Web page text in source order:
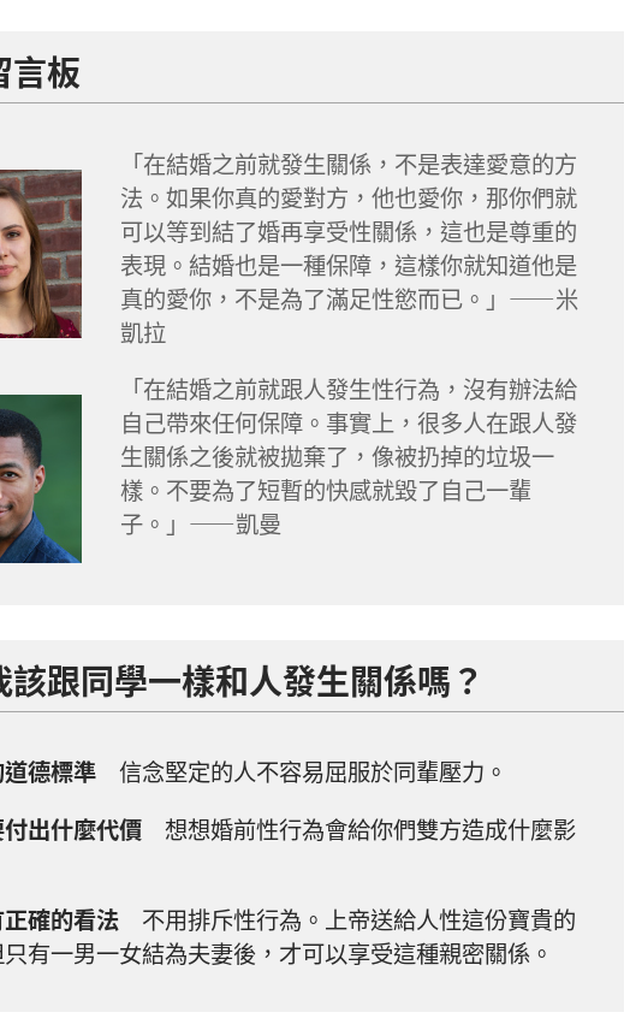
言板
「在結婚之前就發生關係，不是表達愛意的方
法。如果你真的愛對方，他也愛你，那你們就
可以等到結了婚再享受性關係，這也是尊重的
表現。結婚也是一種保障，這樣你就知道他是
真的愛你，不是為了滿足性慾而已。」——米
凱拉
「在結婚之前就跟人發生性行為，沒有辦法給
自己帶來任何保障。事實上，很多人在跟人發
生關係之後就被拋棄了，像被扔掉的垃圾一
樣。不要為了短暫的快感就毀了自己一輩
子。」——凱曼
跟同學一樣和人發生關係嗎？
德標準信念堅定的人不容易屈服於同輩壓力。
出什麼代價想想婚前性行為會給你們雙方造成什麼影
確的看法不用排斥性行為。上帝送給人性這份寶貴的
有一男一女結為夫妻後，才可以享受這種親密關係。